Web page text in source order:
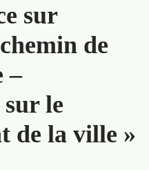
sur
de
–
sur le
de la ville »